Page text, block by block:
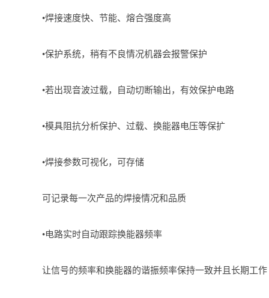
•焊接速度快、节能、熔合强度高
•保护系统，稍有不良情况机器会报警保护
•若出现音波过载，自动切断输出，有效保护电路
•模具阻抗分析保护、过载、换能器电压等保扩
•焊接参数可视化，可存储
可记录每一次产品的焊接情况和品质
•电路实时自动跟踪换能器频率
让信号的频率和换能器的谐振频率保持一致并且长期工作